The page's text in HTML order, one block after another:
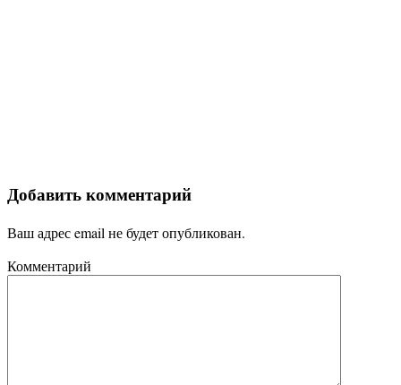
Добавить комментарий
Ваш адрес email не будет опубликован.
Комментарий